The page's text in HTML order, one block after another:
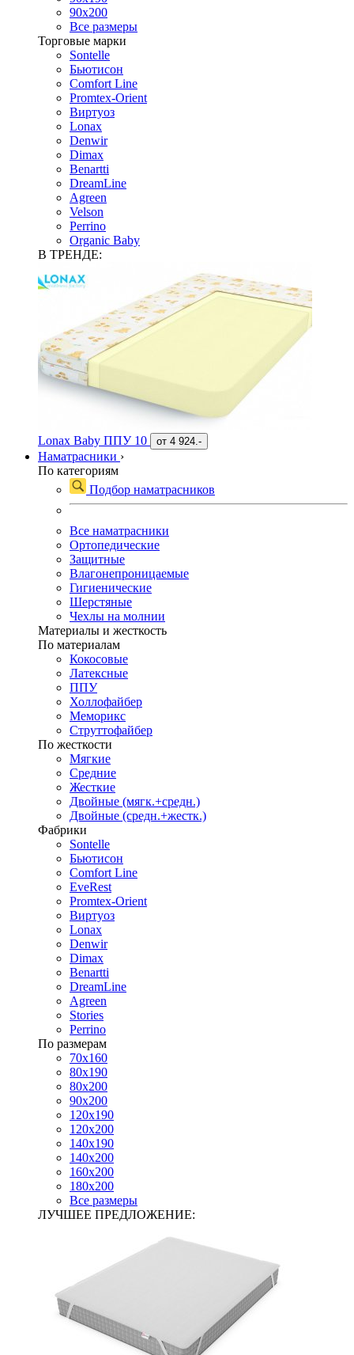
90х200
Все размеры
Торговые марки
Sontelle
Бьютисон
Comfort Line
Promtex-Orient
Виртуоз
Lonax
Denwir
Dimax
Benartti
DreamLine
Agreen
Velson
Perrino
Organic Baby
В ТРЕНДЕ:
Lonax Baby ППУ 10 от 4 924.-
Наматрасники ›
По категориям
Подбор наматрасников
Все наматрасники
Ортопедические
Защитные
Влагонепроницаемые
Гигиенические
Шерстяные
Чехлы на молнии
Материалы и жесткость
По материалам
Кокосовые
Латексные
ППУ
Холлофайбер
Меморикс
Струттофайбер
По жесткости
Мягкие
Средние
Жесткие
Двойные (мягк.+средн.)
Двойные (средн.+жестк.)
Фабрики
Sontelle
Бьютисон
Comfort Line
EveRest
Promtex-Orient
Виртуоз
Lonax
Denwir
Dimax
Benartti
DreamLine
Agreen
Stories
Perrino
По размерам
70х160
80х190
80х200
90х200
120х190
120х200
140х190
140х200
160х200
180х200
Все размеры
ЛУЧШЕЕ ПРЕДЛОЖЕНИЕ: